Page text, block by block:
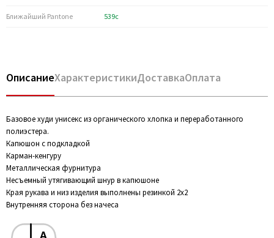
Ближайший Pantone 539c
ОписаниеХарактеристикиДоставкаОплата
Базовое худи унисекс из органического хлопка и переработанного
полиэстера.
Капюшон с подкладкой
Карман-кенгуру
Металлическая фурнитура
Несъемный утягивающий шнур в капюшоне
Края рукава и низ изделия выполнены резинкой 2х2
Внутренняя сторона без начеса